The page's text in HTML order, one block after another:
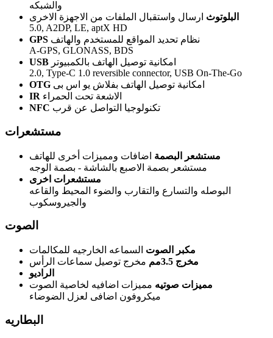
والشبكه
البلوتوث ارسال واستقبال الملفات من الاجهزة الاخرى
5.0, A2DP, LE, aptX HD
GPS نظام تحديد المواقع للمستخدم والهاتف
A-GPS, GLONASS, BDS
USB امكانية توصيل الهاتف بالكمبيوتر
2.0, Type-C 1.0 reversible connector, USB On-The-Go
OTG امكانية توصيل الهاتف بفلاش يو اس بى
IR الاشعة تحت الحمراء
NFC تكنولوجيا التواصل عن قرب
مستشعرات
مستشعر البصمة اضافات ومميزات أخرى للهاتف
مستشعر بصمة الاصبع بالشاشة - بصمة الوجه
مستشعرات اخرى
البوصله والتسارع والتقارب والضوء المحيط والقاعه
والجيروسكوب
الصوت
مكبر الصوت السماعه الخارجيه للمكالمات
مخرج 3.5مم
مخرج توصيل سماعات الرأس
الراديو
مميزات صوتيه مميزات اضافيه لخاصية الصوت
ميكروفون اضافى لعزل الضوضاء
البطاريه